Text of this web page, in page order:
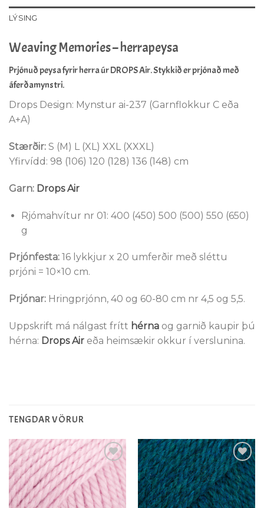
LÝSING
Weaving Memories – herrapeysa
Prjónuð peysa fyrir herra úr DROPS Air. Stykkið er prjónað með
áferðamynstri.
Drops Design: Mynstur ai-237 (Garnflokkur C eða
A+A)
Stærðir: S (M) L (XL) XXL (XXXL)
Yfirvídd: 98 (106) 120 (128) 136 (148) cm
Garn: Drops Air
Rjómahvítur nr 01: 400 (450) 500 (500) 550 (650)
g
Prjónfesta: 16 lykkjur x 20 umferðir með sléttu
prjóni = 10×10 cm.
Prjónar: Hringprjónn, 40 og 60-80 cm nr 4,5 og 5,5.
Uppskrift má nálgast frítt hérna og garnið kaupir þú
hérna: Drops Air eða heimsækir okkur í verslunina.
TENGDAR VÖRUR
Setja á
óskalista
Setja á
óskalista